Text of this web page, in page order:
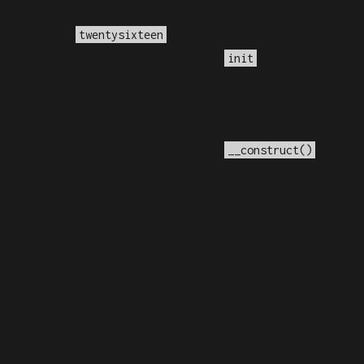
twentysixteen
init
__construct()